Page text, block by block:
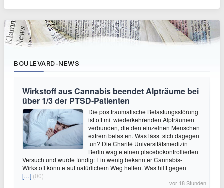
BOULEVARD-NEWS
Wirkstoff aus Cannabis beendet Alpträume bei
über 1/3 der PTSD-Patienten
Die posttraumatische Belastungsstörung
ist oft mit wiederkehrenden Alpträumen
verbunden, die den einzelnen Menschen
extrem belasten. Was lässt sich dagegen
tun? Die Charité Universitätsmedizin
Berlin wagte einen placebokontrollierten
Versuch und wurde fündig: Ein wenig bekannter Cannabis-
Wirkstoff könnte auf natürlichem Weg helfen. Was hilft gegen
[…] (00)
vor 18 Stunden